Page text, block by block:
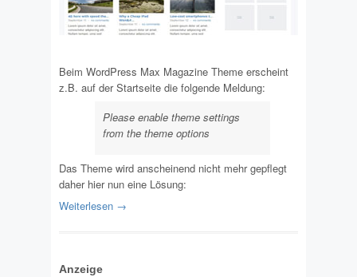
Beim WordPress Max Magazine Theme erscheint
z.B. auf der Startseite die folgende Meldung:
Please enable theme settings
from the theme options
Das Theme wird anscheinend nicht mehr gepflegt
daher hier nun eine Lösung:
Weiterlesen →
Anzeige